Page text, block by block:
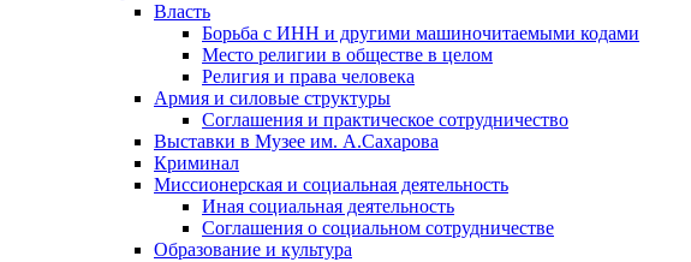
Власть
Борьба с ИНН и другими машиночитаемыми кодами
Место религии в обществе в целом
Религия и права человека
Армия и силовые структуры
Соглашения и практическое сотрудничество
Выставки в Музее им. А.Сахарова
Криминал
Миссионерская и социальная деятельность
Иная социальная деятельность
Соглашения о социальном сотрудничестве
Образование и культура